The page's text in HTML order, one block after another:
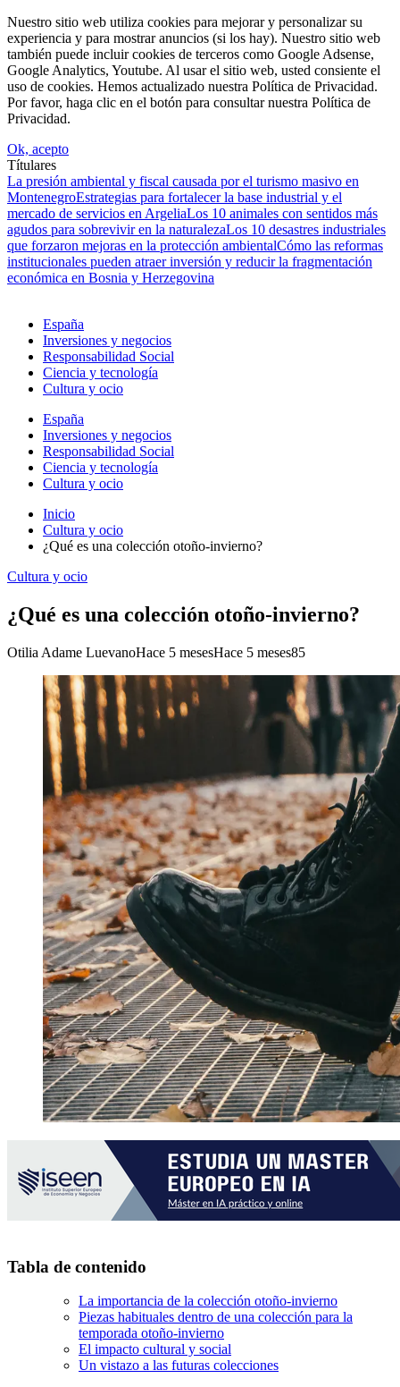
Nuestro sitio web utiliza cookies para mejorar y personalizar su
experiencia y para mostrar anuncios (si los hay). Nuestro sitio web
también puede incluir cookies de terceros como Google Adsense,
Google Analytics, Youtube. Al usar el sitio web, usted consiente el
uso de cookies. Hemos actualizado nuestra Política de Privacidad.
Por favor, haga clic en el botón para consultar nuestra Política de
Privacidad.
Ok, acepto
Títulares
La presión ambiental y fiscal causada por el turismo masivo en
MontenegroEstrategias para fortalecer la base industrial y el
mercado de servicios en ArgeliaLos 10 animales con sentidos más
agudos para sobrevivir en la naturalezaLos 10 desastres industriales
que forzaron mejoras en la protección ambientalCómo las reformas
institucionales pueden atraer inversión y reducir la fragmentación
económica en Bosnia y Herzegovina
España
Inversiones y negocios
Responsabilidad Social
Ciencia y tecnología
Cultura y ocio
España
Inversiones y negocios
Responsabilidad Social
Ciencia y tecnología
Cultura y ocio
Inicio
Cultura y ocio
¿Qué es una colección otoño-invierno?
Cultura y ocio
¿Qué es una colección otoño-invierno?
Otilia Adame LuevanoHace 5 mesesHace 5 meses85
Tabla de contenido
La importancia de la colección otoño-invierno
Piezas habituales dentro de una colección para la
temporada otoño-invierno
El impacto cultural y social
Un vistazo a las futuras colecciones